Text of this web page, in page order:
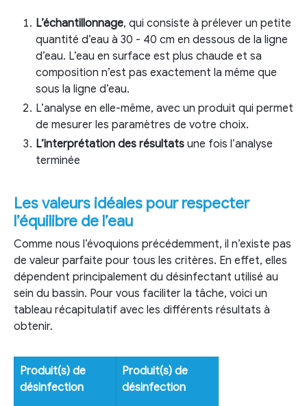
L’échantillonnage, qui consiste à prélever un petite
quantité d’eau à 30 - 40 cm en dessous de la ligne
d’eau. L’eau en surface est plus chaude et sa
composition n’est pas exactement la même que
sous la ligne d’eau.
L’analyse en elle-même, avec un produit qui permet
de mesurer les paramètres de votre choix.
L’interprétation des résultats une fois l’analyse
terminée
Les valeurs idéales pour respecter
l’équilibre de l’eau
Comme nous l’évoquions précédemment, il n’existe pas
de valeur parfaite pour tous les critères. En effet, elles
dépendent principalement du désinfectant utilisé au
sein du bassin. Pour vous faciliter la tâche, voici un
tableau récapitulatif avec les différents résultats à
obtenir.
Produit(s) de
désinfection
Produit(s) de
désinfection